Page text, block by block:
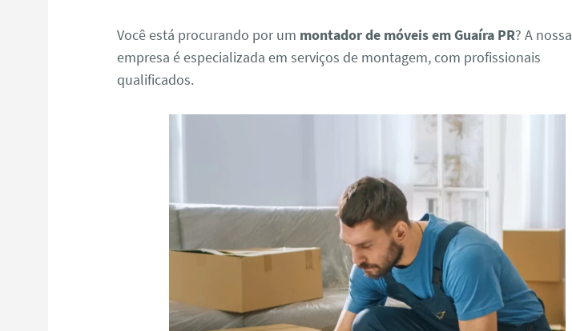
Você está procurando por um montador de móveis em Guaíra PR? A nossa
empresa é especializada em serviços de montagem, com profissionais
qualificados.